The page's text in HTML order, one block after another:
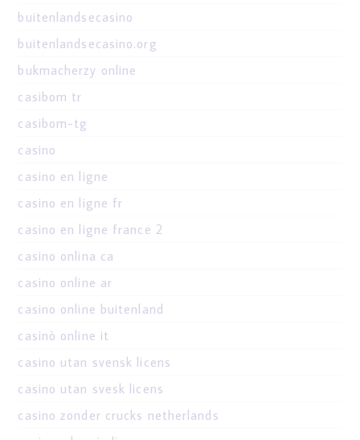
buitenlandsecasino
buitenlandsecasino.org
bukmacherzy online
casibom tr
casibom-tg
casino
casino en ligne
casino en ligne fr
casino en ligne france 2
casino onlina ca
casino online ar
casino online buitenland
casinò online it
casino utan svensk licens
casino utan svesk licens
casino zonder crucks netherlands